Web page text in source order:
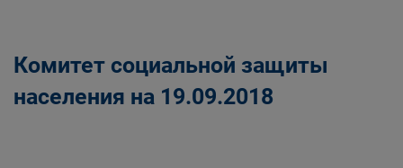
Комитет социальной защиты
населения на 19.09.2018